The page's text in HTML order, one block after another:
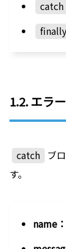
finally
1.2. エラ
catch ブ
す。
name：